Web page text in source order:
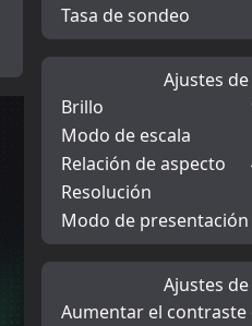
Tasa de sondeo
Ajustes
Brillo
Modo de escala
Relación de aspecto
Resolución
Modo de presentación
Ajustes
Aumentar el contraste